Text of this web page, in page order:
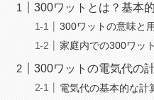
300ワットとは？基本
300ワットの意味と
家庭内での300ワッ
300ワットの電気代の
電気代の基本的な計